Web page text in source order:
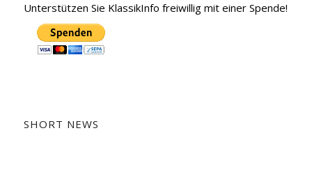
Unterstützen Sie KlassikInfo freiwillig mit einer Spende!
SHORT NEWS